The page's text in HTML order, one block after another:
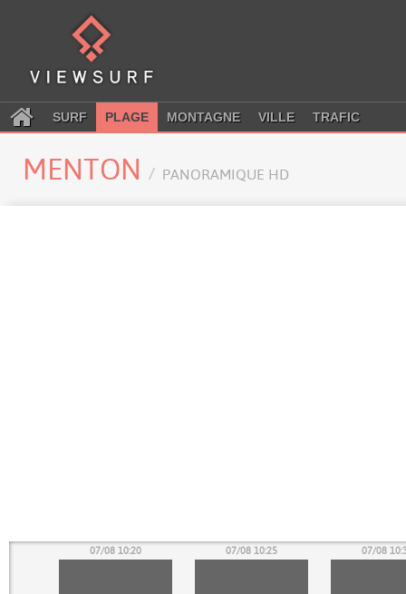
SURF PLAGE MONTAGNE VILLE TRAFIC
MENTON PANORAMIQUE HD
07/08 10:20 07/08 10:25 07/08